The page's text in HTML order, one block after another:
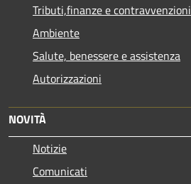
Tributi,finanze e contravvenzioni
Ambiente
Salute, benessere e assistenza
Autorizzazioni
NOVITÀ
Notizie
Comunicati